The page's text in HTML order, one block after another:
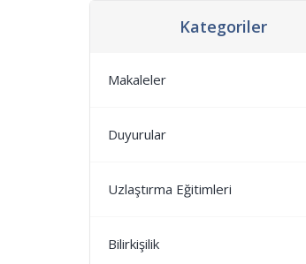
Kategoriler
Makaleler
Duyurular
Uzlaştırma Eğitimleri
Bilirkişilik